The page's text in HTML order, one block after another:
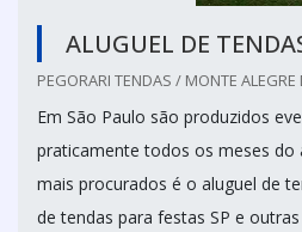
ALUGUEL DE
PEGORARI TENDAS / MONTE ALEGRE
Em São Paulo são produzidos
praticamente todos os meses do
mais procurados é o aluguel de
de tendas para festas SP e